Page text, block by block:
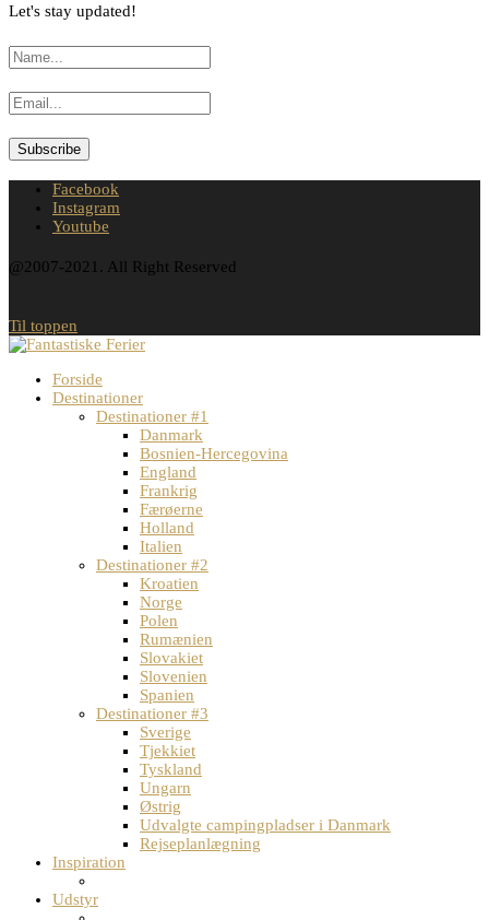
Let's stay updated!
Facebook
Instagram
Youtube
@2007-2021. All Right Reserved
Til toppen
Forside
Destinationer
Destinationer #1
Danmark
Bosnien-Hercegovina
England
Frankrig
Færøerne
Holland
Italien
Destinationer #2
Kroatien
Norge
Polen
Rumænien
Slovakiet
Slovenien
Spanien
Destinationer #3
Sverige
Tjekkiet
Tyskland
Ungarn
Østrig
Udvalgte campingpladser i Danmark
Rejseplanlægning
Inspiration
Udstyr